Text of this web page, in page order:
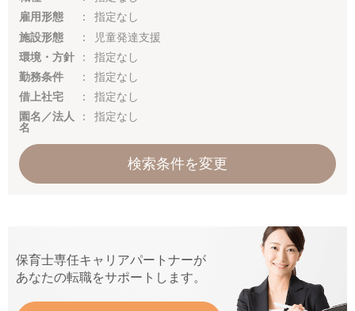
雇用形態
指定なし
施設形態
児童発達支援
環境・方針
指定なし
勤務条件
指定なし
借上社宅
指定なし
園名／法人
名
指定なし
検索条件を変更
保育士専任キャリアパートナーが
あなたの転職をサポートします。